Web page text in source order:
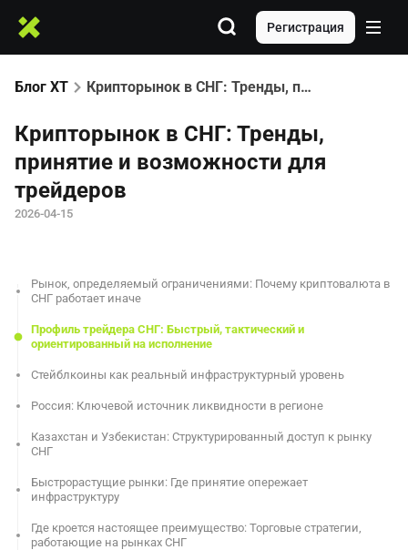
Регистрация
Блог XT Крипторынок в СНГ: Тренды, принятие и возможности для трейдеров
Крипторынок в СНГ: Тренды,
принятие и возможности для
трейдеров
2026-04-15
Рынок, определяемый ограничениями: Почему криптовалюта в
СНГ работает иначе
Профиль трейдера СНГ: Быстрый, тактический и
ориентированный на исполнение
Стейблкоины как реальный инфраструктурный уровень
Россия: Ключевой источник ликвидности в регионе
Казахстан и Узбекистан: Структурированный доступ к рынку
СНГ
Быстрорастущие рынки: Где принятие опережает
инфраструктуру
Где кроется настоящее преимущество: Торговые стратегии,
работающие на рынках СНГ